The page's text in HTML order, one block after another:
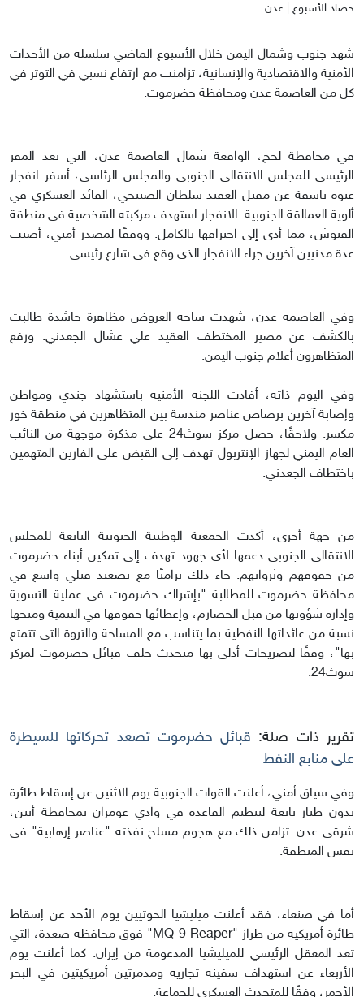
حصاد الأسبوع | عدن
شهد جنوب وشمال اليمن خلال الأسبوع الماضي سلسلة من الأحداث
الأمنية والاقتصادية والإنسانية، تزامنت مع ارتفاع نسبي في التوتر في
كل من العاصمة عدن ومحافظة حضرموت.
في محافظة لحج، الواقعة شمال العاصمة عدن، التي تعد المقر
الرئيسي للمجلس الانتقالي الجنوبي والمجلس الرئاسي، أسفر انفجار
عبوة ناسفة عن مقتل العقيد سلطان الصبيحي، القائد العسكري في
ألوية العمالقة الجنوبية. الانفجار استهدف مركبته الشخصية في منطقة
الفيوش، مما أدى إلى احتراقها بالكامل. ووفقًا لمصدر أمني، أصيب
عدة مدنيين آخرين جراء الانفجار الذي وقع في شارع رئيسي.
وفي العاصمة عدن، شهدت ساحة العروض مظاهرة حاشدة طالبت
بالكشف عن مصير المختطف العقيد علي عشال الجعدني. ورفع
المتظاهرون أعلام جنوب اليمن.
وفي اليوم ذاته، أفادت اللجنة الأمنية باستشهاد جندي ومواطن
وإصابة آخرين برصاص عناصر مندسة بين المتظاهرين في منطقة خور
مكسر. ولاحقًا، حصل مركز سوث24 على مذكرة موجهة من النائب
العام اليمني لجهاز الإنتربول تهدف إلى القبض على الفارين المتهمين
باختطاف الجعدني.
من جهة أخرى، أكدت الجمعية الوطنية الجنوبية التابعة للمجلس
الانتقالي الجنوبي دعمها لأي جهود تهدف إلى تمكين أبناء حضرموت
من حقوقهم وثرواتهم. جاء ذلك تزامنًا مع تصعيد قبلي واسع في
محافظة حضرموت للمطالبة "بإشراك حضرموت في عملية التسوية
وإدارة شؤونها من قبل الحضارم، وإعطائها حقوقها في التنمية ومنحها
نسبة من عائداتها النفطية بما يتناسب مع المساحة والثروة التي تتمتع
بها"، وفقًا لتصريحات أدلى بها متحدث حلف قبائل حضرموت لمركز
سوث24.
تقرير ذات صلة: قبائل حضرموت تصعد تحركاتها للسيطرة
على منابع النفط
وفي سياق أمني، أعلنت القوات الجنوبية يوم الاثنين عن إسقاط طائرة
بدون طيار تابعة لتنظيم القاعدة في وادي عومران بمحافظة أبين،
شرقي عدن. تزامن ذلك مع هجوم مسلح نفذته "عناصر إرهابية" في
نفس المنطقة.
أما في صنعاء، فقد أعلنت ميليشيا الحوثيين يوم الأحد عن إسقاط
طائرة أمريكية من طراز "MQ-9 Reaper" فوق محافظة صعدة، التي
تعد المعقل الرئيسي للميليشيا المدعومة من إيران. كما أعلنت يوم
الأربعاء عن استهداف سفينة تجارية ومدمرتين أمريكيتين في البحر
الأحمر، وفقًا للمتحدث العسكري للجماعة.